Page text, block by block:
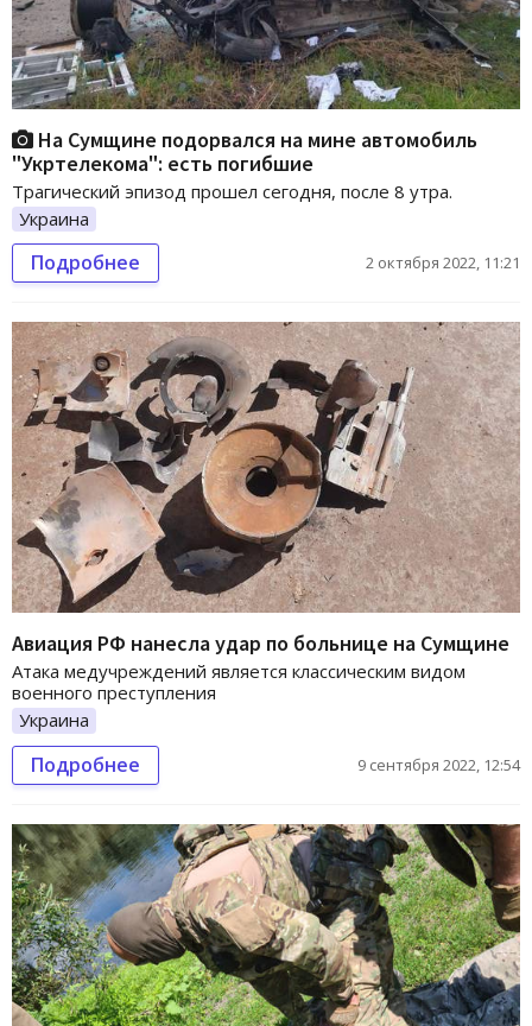
На Сумщине подорвался на мине автомобиль
"Укртелекома": есть погибшие
Трагический эпизод прошел сегодня, после 8 утра.
Украина
Подробнее 2 октября 2022, 11:21
Авиация РФ нанесла удар по больнице на Сумщине
Атака медучреждений является классическим видом
военного преступления
Украина
Подробнее 9 сентября 2022, 12:54